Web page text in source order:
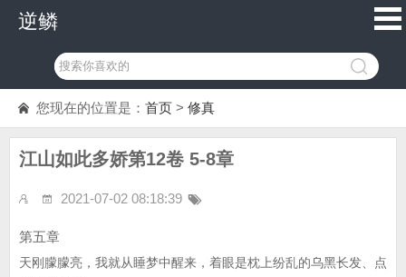
逆鳞
您现在的位置是： 首页 > 修真
江山如此多娇第12卷 5-8章
2021-07-02 08:18:39
第五章
天刚朦朦亮，我就从睡梦中醒来，着眼是枕上纷乱的乌黑长发、点